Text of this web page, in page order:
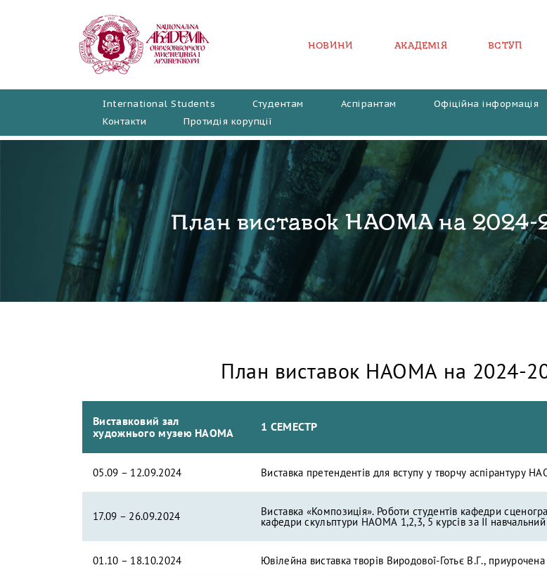
НОВИНИ АКАДЕМІЯ ВСТУП
International Students Студентам Аспірантам Офіційна інформація
Контакти
Протидія корупції
План виставок НАОМА на 2024-
План виставок НАОМА на 2024-
Виставковий зал
художнього музею НАОМА
1 СЕМЕСТР
05.09 – 12.09.2024 Виставка претендентів для вступу у творчу аспірантуру
17.09 – 26.09.2024 Виставка «Композиція». Роботи студентів кафедри
кафедри скульптури НАОМА 1,2,3, 5 курсів за ІІ
01.10 – 18.10.2024 Ювілейна виставка творів Виродової-Готьє В.Г.,